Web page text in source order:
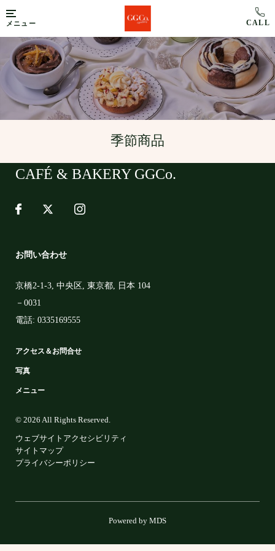
メニュー
季節商品
CAFÉ & BAKERY GGCo.
お問い合わせ
京橋2-1-3, 中央区, 東京都, 日本 104
－0031
電話: 0335169555
アクセス＆お問合せ
写真
メニュー
© 2026 All Rights Reserved.
ウェブサイトアクセシビリティ
サイトマップ
プライバシーポリシー
Powered by MDS